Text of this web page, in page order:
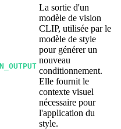
La sortie d'un
modèle de vision
CLIP, utilisée par le
modèle de style
pour générer un
nouveau
conditionnement.
Elle fournit le
contexte visuel
nécessaire pour
l'application du
style.